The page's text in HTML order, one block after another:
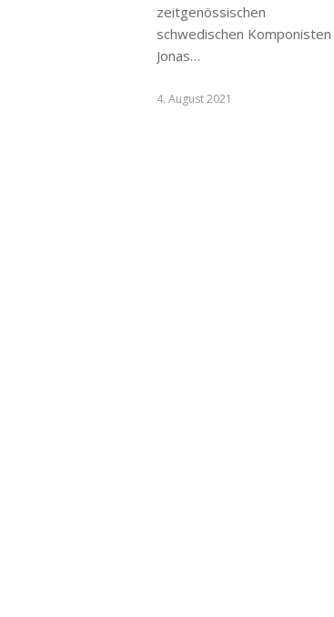
zeitgenössischen
schwedischen Komponisten
Jonas…
4. August 2021